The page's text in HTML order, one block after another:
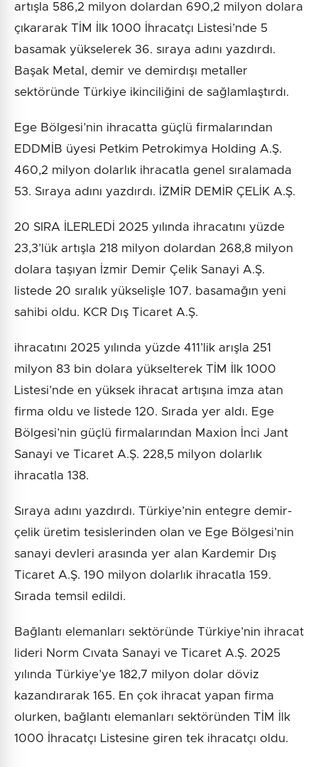
artışla 586,2 milyon dolardan 690,2 milyon dolara
çıkararak TİM İlk 1000 İhracatçı Listesi’nde 5
basamak yükselerek 36. sıraya adını yazdırdı.
Başak Metal, demir ve demirdışı metaller
sektöründe Türkiye ikinciliğini de sağlamlaştırdı.
Ege Bölgesi’nin ihracatta güçlü firmalarından
EDDMİB üyesi Petkim Petrokimya Holding A.Ş.
460,2 milyon dolarlık ihracatla genel sıralamada
53. Sıraya adını yazdırdı. İZMİR DEMİR ÇELİK A.Ş.
20 SIRA İLERLEDİ 2025 yılında ihracatını yüzde
23,3’lük artışla 218 milyon dolardan 268,8 milyon
dolara taşıyan İzmir Demir Çelik Sanayi A.Ş.
listede 20 sıralık yükselişle 107. basamağın yeni
sahibi oldu. KCR Dış Ticaret A.Ş.
ihracatını 2025 yılında yüzde 411’lik arışla 251
milyon 83 bin dolara yükselterek TİM İlk 1000
Listesi’nde en yüksek ihracat artışına imza atan
firma oldu ve listede 120. Sırada yer aldı. Ege
Bölgesi’nin güçlü firmalarından Maxion İnci Jant
Sanayi ve Ticaret A.Ş. 228,5 milyon dolarlık
ihracatla 138.
Sıraya adını yazdırdı. Türkiye’nin entegre demir-
çelik üretim tesislerinden olan ve Ege Bölgesi’nin
sanayi devleri arasında yer alan Kardemir Dış
Ticaret A.Ş. 190 milyon dolarlık ihracatla 159.
Sırada temsil edildi.
Bağlantı elemanları sektöründe Türkiye’nin ihracat
lideri Norm Cıvata Sanayi ve Ticaret A.Ş. 2025
yılında Türkiye’ye 182,7 milyon dolar döviz
kazandırarak 165. En çok ihracat yapan firma
olurken, bağlantı elemanları sektöründen TİM İlk
1000 İhracatçı Listesine giren tek ihracatçı oldu.